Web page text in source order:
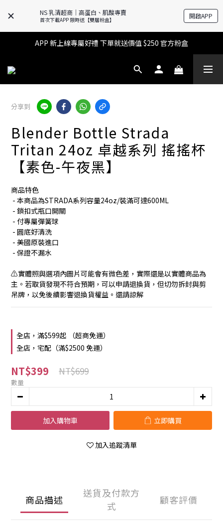
NS 乳清超商｜高蛋白、肌酸專賣
首次下載APP 限時送【雙層粉盒】 開啟APP
🔥滿$599【超商取貨免運】下單再送2%購物金+點數‼️
🔥滿$599【超商取貨免運】下單再送2%購物金+點數‼️
APP 新上線專屬好禮 下單就送價值 $250 官方粉盒
👉 乳清超商保障｜7 天鑑賞・免費退換貨
分享到
Blender Bottle Strada
Tritan 24oz 卓越系列 搖搖杯
【素色-午夜黑】
商品特色
- 本商品為STRADA系列容量24oz/裝滿可達600ML
- 鎖扣式瓶口開關
- 付專屬彈簧球
- 圓底好清洗
- 美國原裝進口
- 保證不漏水
⚠️實體照與選項內圖片可能會有微色差，實際還是以實體商品為
主。若取貨發現不符合預期，可以申請退換貨，但切勿拆封與剪
吊牌，以免後續影響退換貨權益。還請諒解
全店，滿$599起 （超商免運）
全店，宅配（滿$2500 免運）
NT$399 NT$699
數量
加入購物車 立即購買
加入追蹤清單
商品描述
送貨及付款方
式
顧客評價